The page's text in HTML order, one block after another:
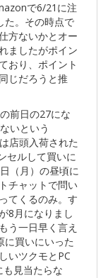
で6/21に注
た。その時点で
方ないかとオー
ましたがポイン
おり、ポイント
じだろうと推
前日の27にな
いという
店頭入荷された
セルして買いに
（月）の昼頃に
チャットで問い
てくるのみ。す
8月になりまし
う一日早く言え
買いにいった
いツクモとPC
見当たらな